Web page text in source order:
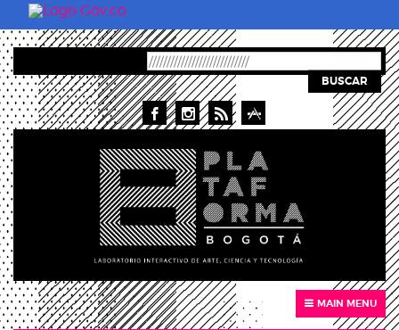
Pasar al contenido principal
BUSCAR
MAIN MENU